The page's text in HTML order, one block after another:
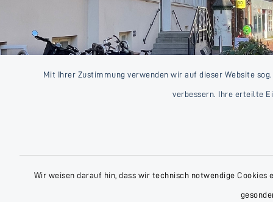
Mit Ihrer Zustimmung verwenden wir auf dieser Website
verbessern. Ihre erteilte
Wir weisen darauf hin, dass wir technisch notwendige